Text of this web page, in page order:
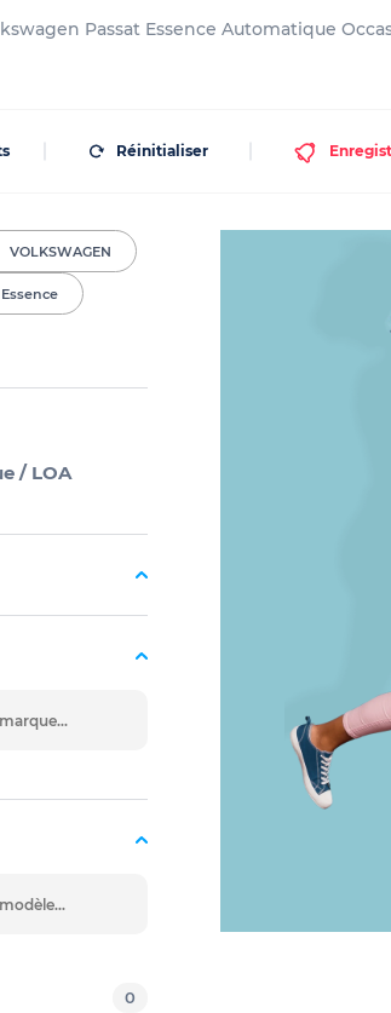
Passat Essence Automatique
Réinitialiser
VOLKSWAGEN
Essence
/ LOA
0